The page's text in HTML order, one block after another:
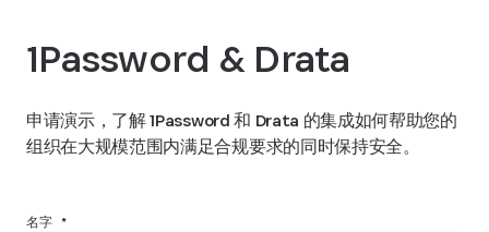
1Password & Drata
申请演示，了解 1Password 和 Drata 的集成如何帮助您的
组织在大规模范围内满足合规要求的同时保持安全。
名字 *